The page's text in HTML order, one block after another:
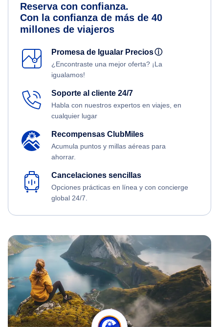
Reserva con confianza.
Con la confianza de más de 40
millones de viajeros
Promesa de Igualar Preciosⓘ
¿Encontraste una mejor oferta? ¡La
igualamos!
Soporte al cliente 24/7
Habla con nuestros expertos en viajes, en
cualquier lugar
Recompensas ClubMiles
Acumula puntos y millas aéreas para
ahorrar.
Cancelaciones sencillas
Opciones prácticas en línea y con concierge
global 24/7.